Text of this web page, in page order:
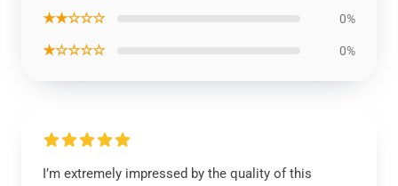
★★☆☆☆ 0%
★☆☆☆☆ 0%
I’m extremely impressed by the quality of this